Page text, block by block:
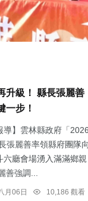
升級！ 縣長張麗
一步！
導】雲林縣政府「
張麗善率領縣府團隊
廳會場湧入滿滿鄉
善強調...
月06日 10,186 觀看